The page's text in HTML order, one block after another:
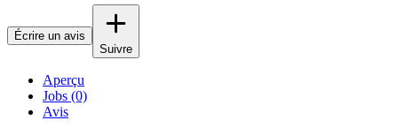
Écrire un avis
Suivre
Aperçu
Jobs (0)
Avis